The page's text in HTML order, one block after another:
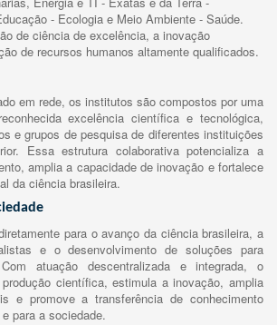
- Ecologia e Meio Ambiente - Saúde.
de ciência de excelência, a inovação
de recursos humanos altamente qualificados.
em rede, os institutos são compostos por uma
excelência científica e tecnológica,
e grupos de pesquisa de diferentes instituições
Essa estrutura colaborativa potencializa a
amplia a capacidade de inovação e fortalece
da ciência brasileira.
para o avanço da ciência brasileira, a
e o desenvolvimento de soluções para
atuação descentralizada e integrada, o
científica, estimula a inovação, amplia
e promove a transferência de conhecimento
para a sociedade.